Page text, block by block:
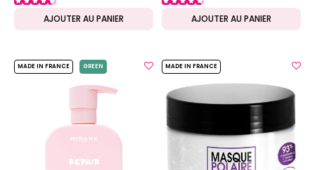
AJOUTER AU PANIER AJOUTER AU PANIER
MADE IN FRANCE GREEN MADE IN FRANCE